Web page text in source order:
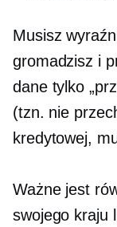
Musisz
gromadzisz i
dane tylko
(tzn. nie
kredytowej,
Ważne jest
swojego kraju